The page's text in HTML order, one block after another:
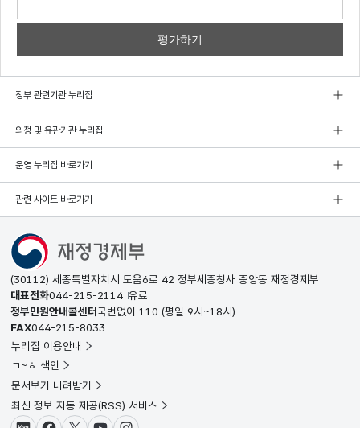
정부 관련기관 누리집
외청 및 유관기관 누리집
운영 누리집 바로가기
관련 사이트 바로가기
(30112) 세종특별자치시 도움6로 42 정부세종청사 중앙동 재정경제부
대표전화044-215-2114 유료
정부민원안내콜센터국번없이 110 (평일 9시~18시)
FAX044-215-8033
누리집 이용안내
ㄱ~ㅎ 색인
문서보기 내려받기
최신 정보 자동 제공(RSS) 서비스
블로그페이스북X(트위터)유튜브인스타그램